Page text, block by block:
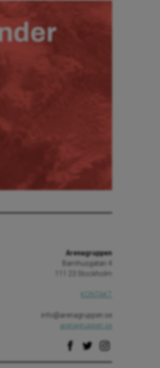
Arenagruppen
Barnhusgatan 4
111 23 Stockholm
info@arenagruppen.se
arenagruppen.se